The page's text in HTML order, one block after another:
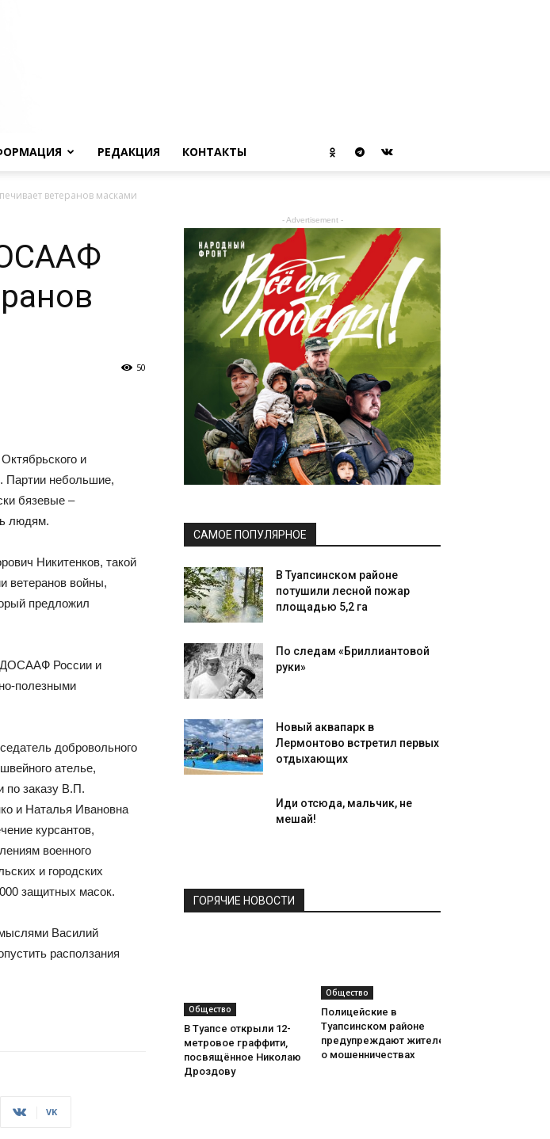
РЕДАКЦИЯ КОНТАКТЫ
ветеранов масками
50
и
Партии небольшие,
бязевые –
людям.
Никитенков, такой
ветеранов войны,
предложил
ДОСААФ России и
полезными
добровольного
ателье,
по заказу В.П.
и Наталья Ивановна
курсантов,
военного
и городских
защитных масок.
Василий
расползания
VK
- Advertisement -
САМОЕ ПОПУЛЯРНОЕ
В Туапсинском районе
потушили лесной пожар
площадью 5,2 га
По следам «Бриллиантовой
руки»
Новый аквапарк в
Лермонтово встретил первых
отдыхающих
Иди отсюда, мальчик, не
мешай!
ГОРЯЧИЕ НОВОСТИ
Общество
В Туапсе открыли 12-
метровое граффити,
посвящённое Николаю
Дроздову
Общество
Полицейские в
Туапсинском районе
предупреждают жителей
о мошенничествах